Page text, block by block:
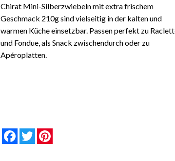
Chirat Mini-Silberzwiebeln mit extra frischem
Geschmack 210g sind vielseitig in der kalten und
warmen Küche einsetzbar. Passen perfekt zu
und Fondue, als Snack zwischendurch oder zu
Apéroplatten.
null
Facebook
null null
Twitter
null null
null